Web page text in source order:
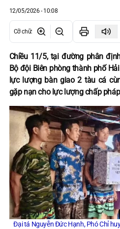
12/05/2026 - 10:08
Cỡ chữ:
Chiều 11/5, tại đường phân
Bộ đội Biên phòng thành phố
lực lượng bàn giao 2 tàu cá
gặp nạn cho lực lượng chấp
Đại tá Nguyễn Đức Hạnh, Phó Chỉ